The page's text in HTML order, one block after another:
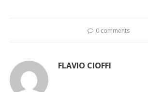
0 comments
FLAVIO CIOFFI